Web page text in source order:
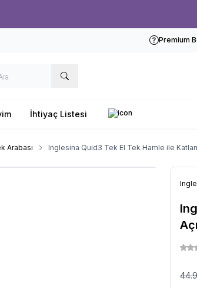
Premium
İhtiyaç Listesi
Arabası Inglesina Quid3 Tek El Tek Hamle ile